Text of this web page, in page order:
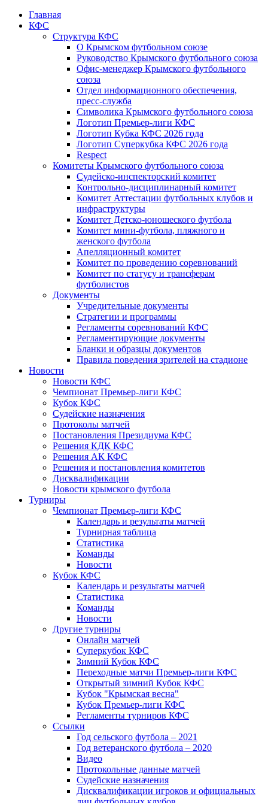
Главная
КФС
Структура КФС
О Крымском футбольном союзе
Руководство Крымского футбольного союза
Офис-менеджер Крымского футбольного
союза
Отдел информационного обеспечения,
пресс-служба
Символика Крымского футбольного союза
Логотип Премьер-лиги КФС
Логотип Кубка КФС 2026 года
Логотип Суперкубка КФС 2026 года
Respect
Комитеты Крымского футбольного союза
Судейско-инспекторский комитет
Контрольно-дисциплинарный комитет
Комитет Аттестации футбольных клубов и
инфраструктуры
Комитет Детско-юношеского футбола
Комитет мини-футбола, пляжного и
женского футбола
Апелляционный комитет
Комитет по проведению соревнований
Комитет по статусу и трансферам
футболистов
Документы
Учредительные документы
Стратегии и программы
Регламенты соревнований КФС
Регламентирующие документы
Бланки и образцы документов
Правила поведения зрителей на стадионе
Новости
Новости КФС
Чемпионат Премьер-лиги КФС
Кубок КФС
Судейские назначения
Протоколы матчей
Постановления Президиума КФС
Решения КДК КФС
Решения АК КФС
Решения и постановления комитетов
Дисквалификации
Новости крымского футбола
Турниры
Чемпионат Премьер-лиги КФС
Календарь и результаты матчей
Турнирная таблица
Статистика
Команды
Новости
Кубок КФС
Календарь и результаты матчей
Статистика
Команды
Новости
Другие турниры
Онлайн матчей
Суперкубок КФС
Зимний Кубок КФС
Переходные матчи Премьер-лиги КФС
Открытый зимний Кубок КФС
Кубок "Крымская весна"
Кубок Премьер-лиги КФС
Регламенты турниров КФС
Ссылки
Год сельского футбола – 2021
Год ветеранского футбола – 2020
Видео
Протокольные данные матчей
Судейские назначения
Дисквалификации игроков и официальных